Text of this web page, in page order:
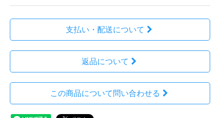
支払い・配送について
返品について
この商品について問い合わせる